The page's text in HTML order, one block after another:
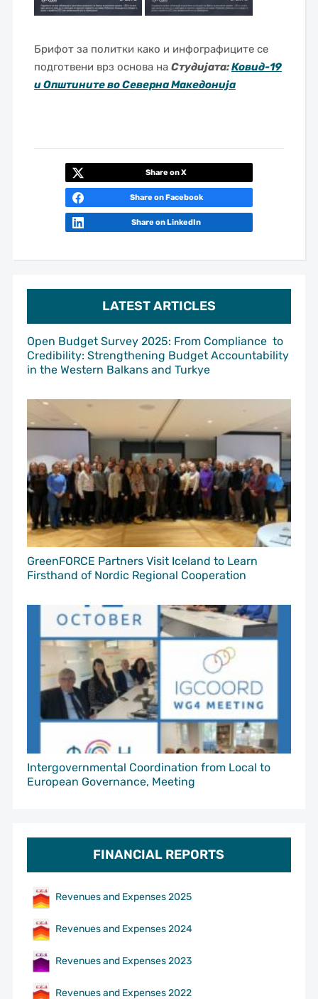
LATEST ARTICLES
Open Budget Survey 2025: From Compliance to
Credibility: Strengthening Budget Accountability
in the Western Balkans and Turkye
GreenFORCE Partners Visit Iceland to Learn
Firsthand of Nordic Regional Cooperation
Intergovernmental Coordination from Local to
European Governance, Meeting
FINANCIAL REPORTS
Revenues and Expenses 2025
Revenues and Expenses 2024
Revenues and Expenses 2023
Revenues and Expenses 2022
Брифот за политки како и инфографиците се
подготвени врз основа на Студијата:Ковид-19
и Општините во Северна Македонија
Share on X
Share on Facebook
Share on LinkedIn